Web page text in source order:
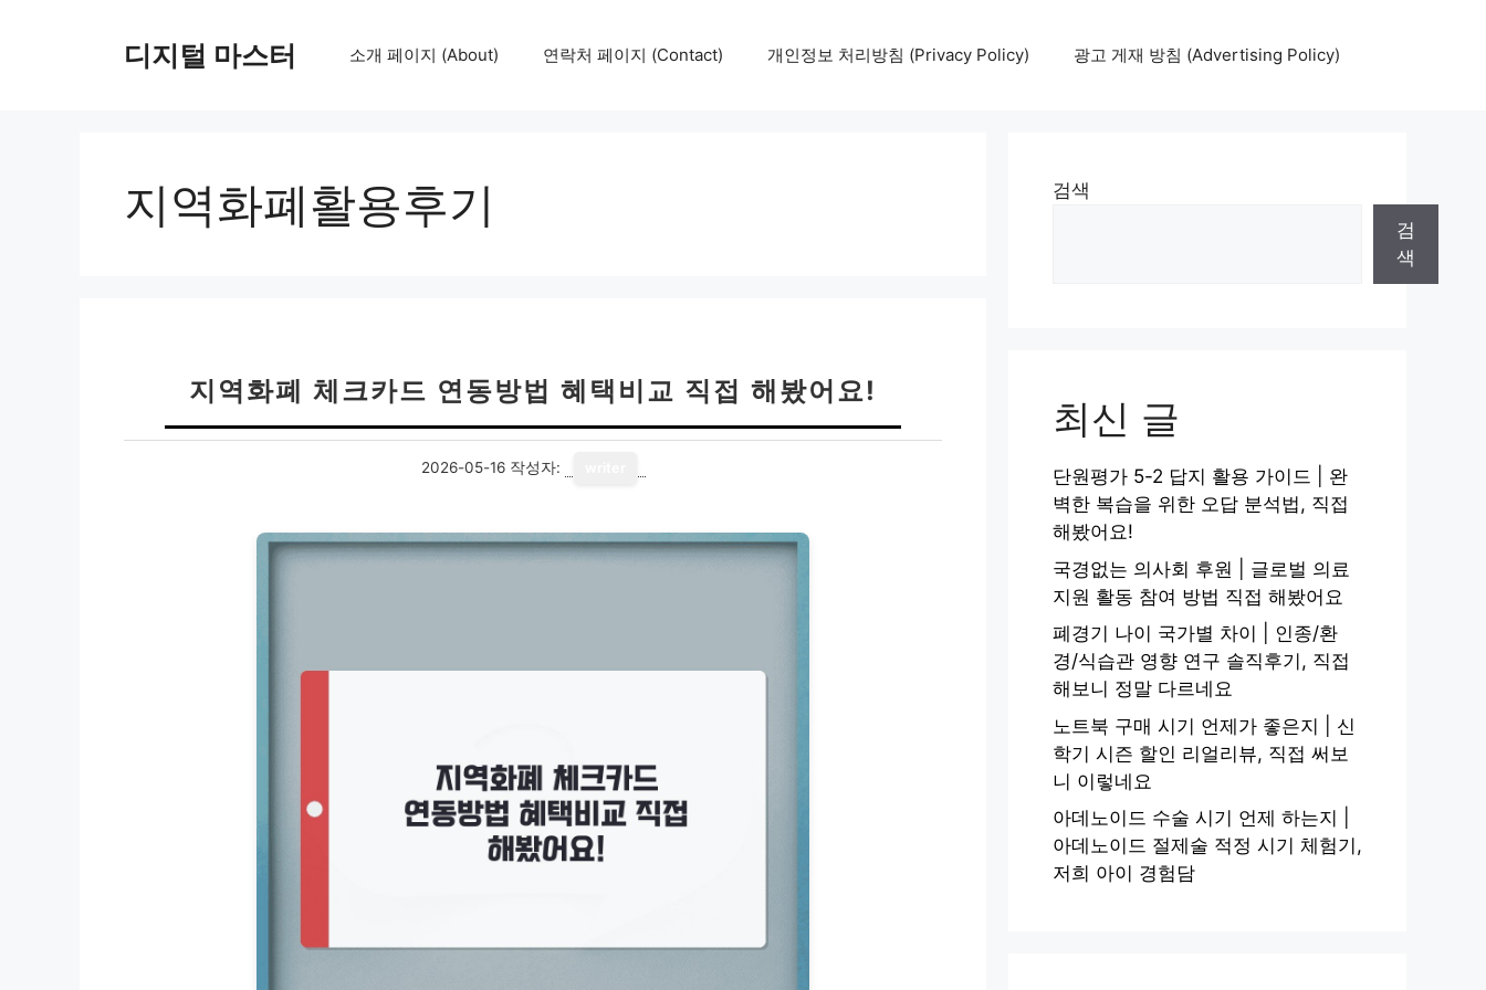
디지털 마스터 소개 페이지 (About) 연락처 페이지 (Contact) 개인정보 처리방침 (Privacy Policy) 광고 게재 방침 (Advertising Policy)
지역화폐활용후기
지역화폐 체크카드 연동방법 혜택비교 직접 해봤어요!
2026-05-16 작성자:
검색
검
색
최신 글
단원평가 5-2 답지 활용 가이드 | 완
벽한 복습을 위한 오답 분석법, 직접
해봤어요!
국경없는 의사회 후원 | 글로벌 의료
지원 활동 참여 방법 직접 해봤어요
폐경기 나이 국가별 차이 | 인종/환
경/식습관 영향 연구 솔직후기, 직접
해보니 정말 다르네요
노트북 구매 시기 언제가 좋은지 | 신
학기 시즌 할인 리얼리뷰, 직접 써보
니 이렇네요
아데노이드 수술 시기 언제 하는지 |
아데노이드 절제술 적정 시기 체험기,
저희 아이 경험담